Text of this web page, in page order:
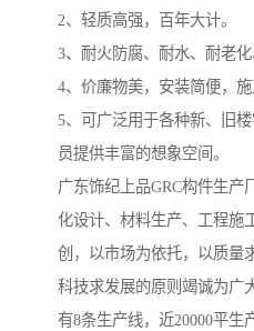
2、轻质高强，百年大计。
3、耐火防腐、耐水、耐老化
4、价廉物美，安装简便，施
5、可广泛用于各种新、旧
员提供丰富的想象空间。
广东饰纪上品GRC构件生产
化设计、材料生产、工程施
创，以市场为依托，以质量
科技求发展的原则竭诚为广
有8条生产线，近20000平生